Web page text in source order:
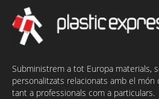
Subministrem a tot Europa materials,
personalitzats relacionats amb el món
tant a professionals com a particulars.